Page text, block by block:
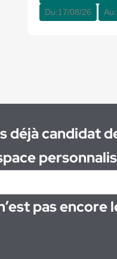
Du:17/08/26 Au:
déjà candidat
pas encore